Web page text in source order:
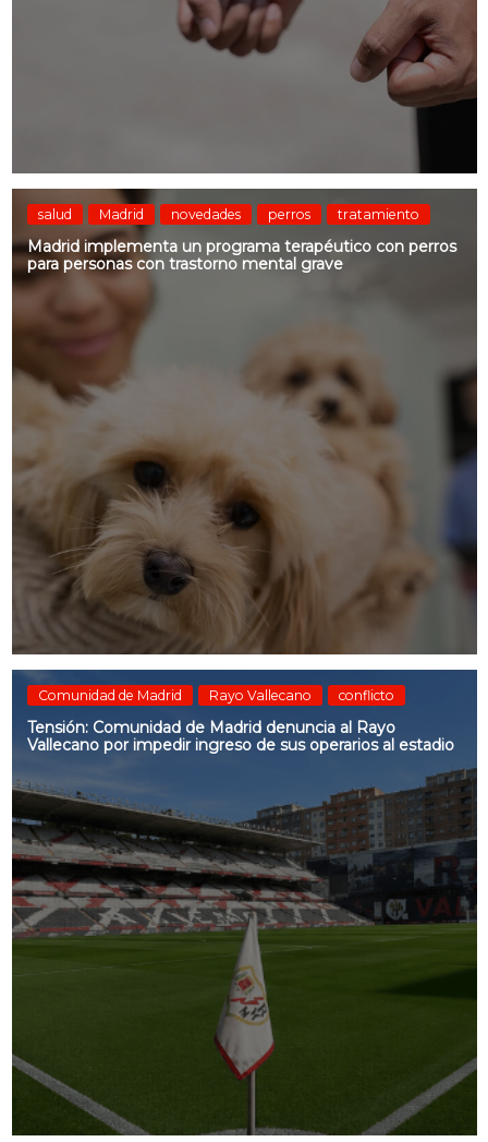
salud Madrid novedades perros tratamiento
Madrid implementa un programa terapéutico con perros
para personas con trastorno mental grave
Comunidad de Madrid Rayo Vallecano conflicto
Tensión: Comunidad de Madrid denuncia al Rayo
Vallecano por impedir ingreso de sus operarios al estadio